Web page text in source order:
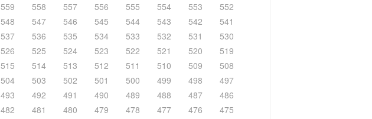
559 558 557 556 555 554 553
552
548 547 546 545 544 543 542
541
537 536 535 534 533 532 531
530
526 525 524 523 522 521 520
519
515 514 513 512 511 510 509
508
504 503 502 501 500 499 498
497
493 492 491 490 489 488 487
486
482 481 480 479 478 477 476
475